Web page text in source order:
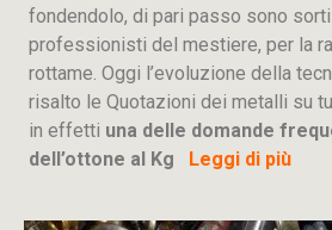
fondendolo, di pari passo sono
professionisti del mestiere, per la
rottame. Oggi l’evoluzione della
risalto le Quotazioni dei metalli su
in effetti una delle domande
dell’ottone al Kg Leggi di più